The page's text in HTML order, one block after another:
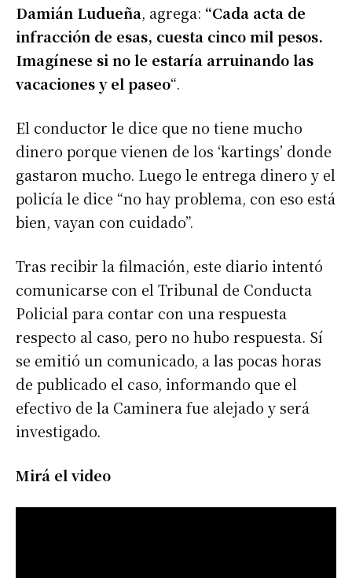
Damián Ludueña, agrega: “Cada acta de
infracción de esas, cuesta cinco mil pesos.
Imagínese si no le estaría arruinando las
vacaciones y el paseo“.
El conductor le dice que no tiene mucho
dinero porque vienen de los ‘kartings’ donde
gastaron mucho. Luego le entrega dinero y el
policía le dice “no hay problema, con eso está
bien, vayan con cuidado”.
Tras recibir la filmación, este diario intentó
comunicarse con el Tribunal de Conducta
Policial para contar con una respuesta
respecto al caso, pero no hubo respuesta. Sí
se emitió un comunicado, a las pocas horas
de publicado el caso, informando que el
efectivo de la Caminera fue alejado y será
investigado.
Mirá el video